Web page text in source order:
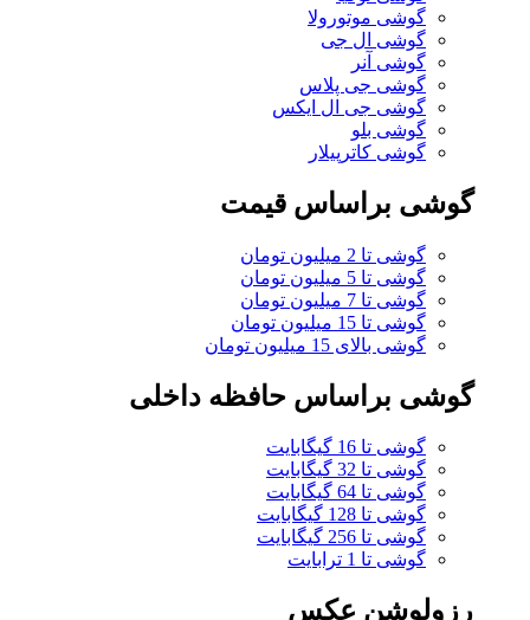
گوشی موتورولا
گوشی ال جی
گوشی آنر
گوشی جی پلاس
گوشی جی ال ایکس
گوشی بلو
گوشی کاترپیلار
گوشی براساس قیمت
گوشی تا 2 میلیون تومان
گوشی تا 5 میلیون تومان
گوشی تا 7 میلیون تومان
گوشی تا 15 میلیون تومان
گوشی بالای 15 میلیون تومان
گوشی براساس حافظه داخلی
گوشی تا 16 گیگابایت
گوشی تا 32 گیگابایت
گوشی تا 64 گیگابایت
گوشی تا 128 گیگابایت
گوشی تا 256 گیگابایت
گوشی تا 1 ترابایت
رزولوشن عکس